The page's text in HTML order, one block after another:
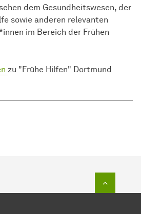
dem Gesundheitswesen, der
sowie anderen relevanten
im Bereich der Frühen
zu "Frühe Hilfen" Dortmund